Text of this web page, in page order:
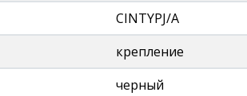
CINTYPJ/A
крепление
черный